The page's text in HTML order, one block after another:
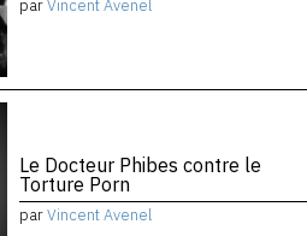
parVincent Avenel
Le Docteur Phibes contre le
Torture Porn
parVincent Avenel